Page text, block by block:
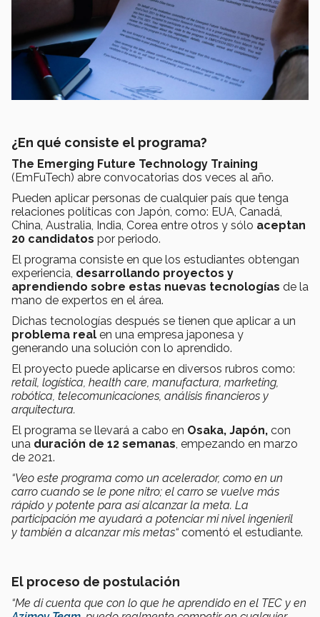
¿En qué consiste el programa?
The Emerging Future Technology Training
(EmFuTech) abre convocatorias dos veces al año.
Pueden aplicar personas de cualquier país que tenga
relaciones políticas con Japón, como: EUA, Canadá,
China, Australia, India, Corea entre otros y sólo aceptan
20 candidatos por periodo.
El programa consiste en que los estudiantes obtengan
experiencia, desarrollando proyectos y
aprendiendo sobre estas nuevas tecnologías de la
mano de expertos en el área.
Dichas tecnologías después se tienen que aplicar a un
problema real en una empresa japonesa y
generando una solución con lo aprendido.
El proyecto puede aplicarse en diversos rubros como:
retail, logística, health care, manufactura, marketing,
robótica, telecomunicaciones, análisis financieros y
arquitectura.
El programa se llevará a cabo en Osaka, Japón, con
una duración de 12 semanas , empezando en marzo
de 2021.
“Veo este programa como un acelerador, como en un
carro cuando se le pone nitro; el carro se vuelve más
rápido y potente para así alcanzar la meta. La
participación me ayudará a potenciar mi nivel ingenieril
y también a alcanzar mis metas“ comentó el estudiante.
El proceso de postulación
“Me di cuenta que con lo que he aprendido en el TEC y en